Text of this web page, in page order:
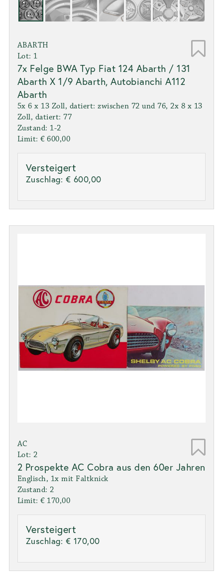
ABARTH
Lot: 1
7x Felge BWA Typ Fiat 124 Abarth / 131
Abarth X 1/9 Abarth, Autobianchi A112
Abarth
5x 6 x 13 Zoll, datiert: zwischen 72 und 76, 2x 8 x 13
Zoll, datiert: 77
Zustand: 1-2
Limit: € 600,00
Versteigert
Zuschlag: € 600,00
AC
Lot: 2
2 Prospekte AC Cobra aus den 60er Jahren
Englisch, 1x mit Faltknick
Zustand: 2
Limit: € 170,00
Versteigert
Zuschlag: € 170,00